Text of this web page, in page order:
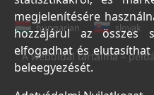
hungarian slovak
A weboldal tartalma –
megjelenítésére
hozzájárul az összes
elfogadhat és
beleegyezését.